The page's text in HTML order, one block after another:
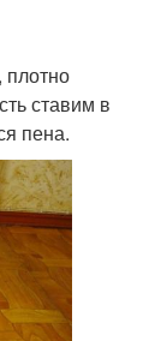
плотно
ставим в
пена.